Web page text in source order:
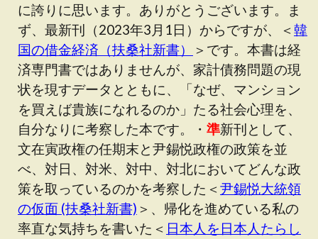
に誇りに思います。ありがとうございます。ま
ず、最新刊（2023年3月1日）からですが、＜韓
国の借金経済（扶桑社新書）
＞です。本書は経
済専門書ではありませんが、家計債務問題の現
状を現すデータとともに、「なぜ、マンション
を買えば貴族になれるのか」たる社会心理を、
自分なりに考察した本です。・ 準新刊として、
文在寅政権の任期末と尹錫悦政権の政策を並
べ、対日、対米、対中、対北においてどんな政
策を取っているのかを考察した＜尹錫悦大統領
の仮面 (扶桑社新書) ＞、帰化を進めている私の
率直な気持ちを書いた＜ 日本人を日本人たらし